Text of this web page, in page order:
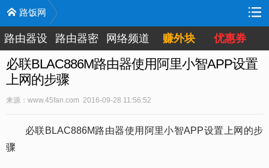
路饭网
路由器设
置
路由器密
码
网络频道 赚外块 优惠券
必联BLAC886M路由器使用阿里小智APP设置
上网的步骤
来源：www.45fan.com 2016-09-28 11:56:52
必联BLAC886M路由器使用阿里小智APP设置上网的步
骤